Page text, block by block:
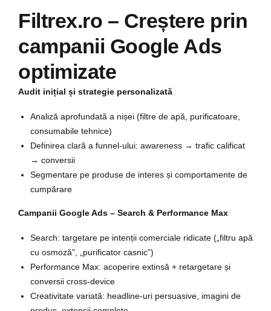
Filtrex.ro – Creștere prin
campanii Google Ads
optimizate
Audit inițial și strategie personalizată
Analiză aprofundată a nișei (filtre de apă, purificatoare,
consumabile tehnice)
Definirea clară a funnel-ului: awareness → trafic calificat
→ conversii
Segmentare pe produse de interes și comportamente de
cumpărare
Campanii Google Ads – Search & Performance Max
Search: targetare pe intenții comerciale ridicate („filtru apă
cu osmoză”, „purificator casnic”)
Performance Max: acoperire extinsă + retargetare și
conversii cross-device
Creativitate variată: headline-uri persuasive, imagini de